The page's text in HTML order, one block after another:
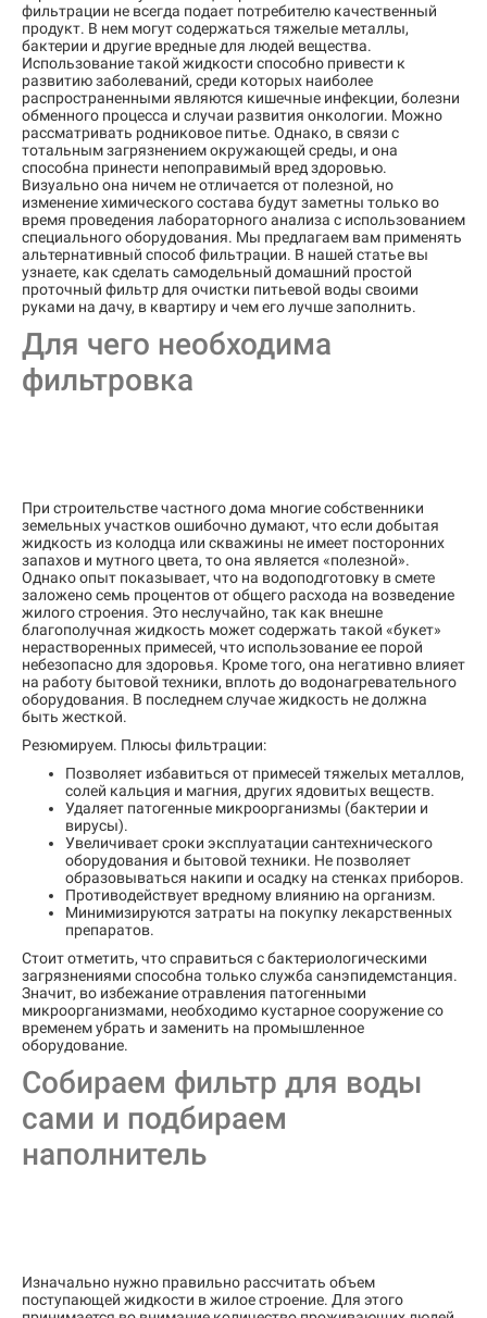
фильтрации не всегда подает потребителю качественный
продукт. В нем могут содержаться тяжелые металлы,
бактерии и другие вредные для людей вещества.
Использование такой жидкости способно привести к
развитию заболеваний, среди которых наиболее
распространенными являются кишечные инфекции, болезни
обменного процесса и случаи развития онкологии. Можно
рассматривать родниковое питье. Однако, в связи с
тотальным загрязнением окружающей среды, и она
способна принести непоправимый вред здоровью.
Визуально она ничем не отличается от полезной, но
изменение химического состава будут заметны только во
время проведения лабораторного анализа с использованием
специального оборудования. Мы предлагаем вам применять
альтернативный способ фильтрации. В нашей статье вы
узнаете, как сделать самодельный домашний простой
проточный фильтр для очистки питьевой воды своими
руками на дачу, в квартиру и чем его лучше заполнить.
Для чего необходима
фильтровка
При строительстве частного дома многие собственники
земельных участков ошибочно думают, что если добытая
жидкость из колодца или скважины не имеет посторонних
запахов и мутного цвета, то она является «полезной».
Однако опыт показывает, что на водоподготовку в смете
заложено семь процентов от общего расхода на возведение
жилого строения. Это неслучайно, так как внешне
благополучная жидкость может содержать такой «букет»
нерастворенных примесей, что использование ее порой
небезопасно для здоровья. Кроме того, она негативно влияет
на работу бытовой техники, вплоть до водонагревательного
оборудования. В последнем случае жидкость не должна
быть жесткой.
Резюмируем. Плюсы фильтрации:
Позволяет избавиться от примесей тяжелых металлов,
солей кальция и магния, других ядовитых веществ.
Удаляет патогенные микроорганизмы (бактерии и
вирусы).
Увеличивает сроки эксплуатации сантехнического
оборудования и бытовой техники. Не позволяет
образовываться накипи и осадку на стенках приборов.
Противодействует вредному влиянию на организм.
Минимизируются затраты на покупку лекарственных
препаратов.
Стоит отметить, что справиться с бактериологическими
загрязнениями способна только служба санэпидемстанция.
Значит, во избежание отравления патогенными
микроорганизмами, необходимо кустарное сооружение со
временем убрать и заменить на промышленное
оборудование.
Собираем фильтр для воды
сами и подбираем
наполнитель
Изначально нужно правильно рассчитать объем
поступающей жидкости в жилое строение. Для этого